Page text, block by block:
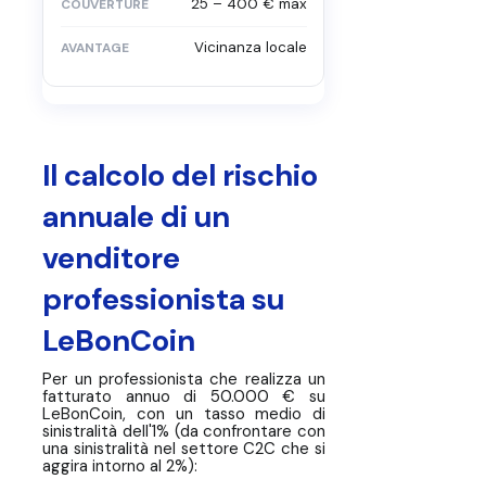
25 – 400 € max
Vicinanza locale
Il calcolo del rischio
annuale di un
venditore
professionista su
LeBonCoin
Per un professionista che realizza un
fatturato annuo di 50.000 € su
LeBonCoin, con un tasso medio di
sinistralità dell'1% (da confrontare con
una sinistralità nel settore C2C che si
aggira intorno al 2%):